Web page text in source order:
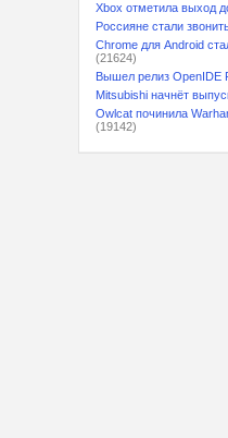
Xbox отметила выход
Россияне стали
Chrome для Android
(21624)
Вышел релиз OpenIDE
Mitsubishi начнёт
Owlcat починила
(19142)